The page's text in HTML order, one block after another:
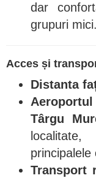
dar
grupuri mici.
Acces și
Distanta
Târgu
principalele
Transport